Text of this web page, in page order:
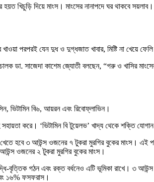
খিচুড়ি দিয়ে মাংস। মাংসের নানাপদে ঘর থাকবে
পরপরই যেন দুধ ও দুগ্ধজাত খাবার, মিষ্টি না খেয়ে
পরিচালক ডা. সাজেদা কাশেম জ্যোতী বলছেন, “গরু ও খাসির
ভিটামিন বি৬, আয়রন এবং রিবোফ্লাভিন।
করে। ‘ভিটামিন বি টুয়েলভ’ খাদ্য থেকে শক্তি
হবে ৩ আউন্স ওজনের ৭ টুকরা মুরগির বুকের মাংস। এই
ওজনের ২ টুকরা মুরগির বুকের মাংস।
বৃত্তিক গঠন এবং রক্ত বর্ধনেও এটি ভূমিকা রাখে। ৩
১৬% ফসফরাস।